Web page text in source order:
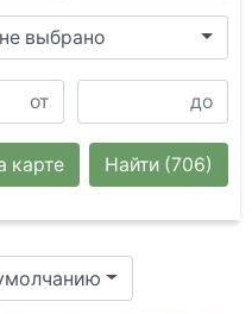
выбрано
Найти (706)
карте